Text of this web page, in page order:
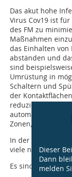
Das akut hohe
Virus Cov19 ist
des FM zu
Maßnahmen
das Einhalten von
abständen und
sind
Umrüstung in
Schaltern und
der
reduzieren zu
automatischen
Zonen, in den
In der Umsetzung
viele neue
Es sind
Dieser
Dann
melden